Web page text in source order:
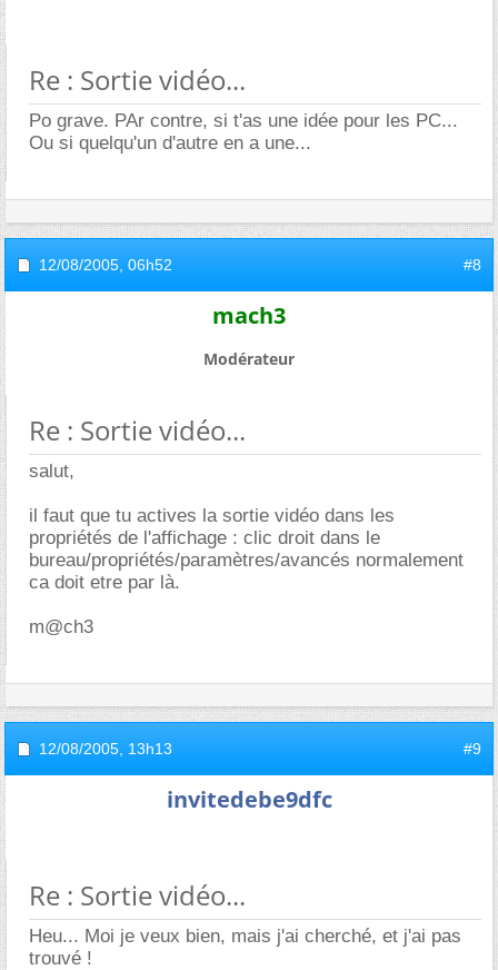
Re : Sortie vidéo...
Po grave. PAr contre, si t'as une idée pour les PC...
Ou si quelqu'un d'autre en a une...
12/08/2005, 06h52 #8
mach3
Modérateur
Re : Sortie vidéo...
salut,
il faut que tu actives la sortie vidéo dans les
propriétés de l'affichage : clic droit dans le
bureau/propriétés/paramètres/avancés normalement
ca doit etre par là.
m@ch3
12/08/2005, 13h13 #9
invitedebe9dfc
Re : Sortie vidéo...
Heu... Moi je veux bien, mais j'ai cherché, et j'ai pas
trouvé !